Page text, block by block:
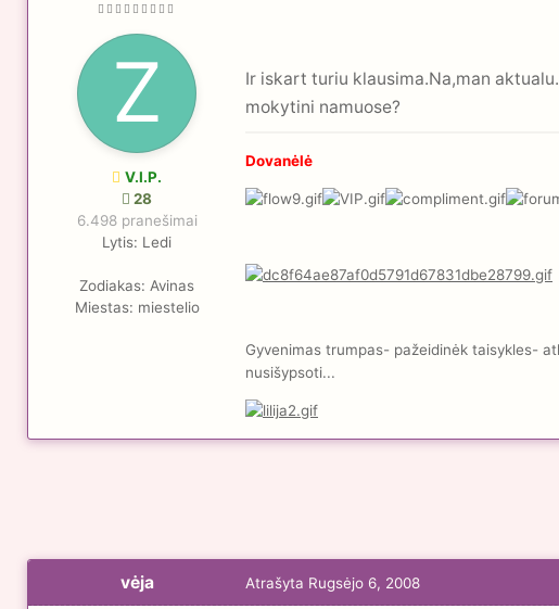
V.I.P.
28
6.498 pranešimai
Lytis: Ledi
Zodiakas: Avinas
Miestas: miestelio
Ir iskart turiu klausima.Na,man
mokytini namuose?
Dovanėlė
Gyvenimas trumpas- pažeidinėk taisykles-
nusišypsoti...
vėja Atrašyta Rugsėjo 6, 2008